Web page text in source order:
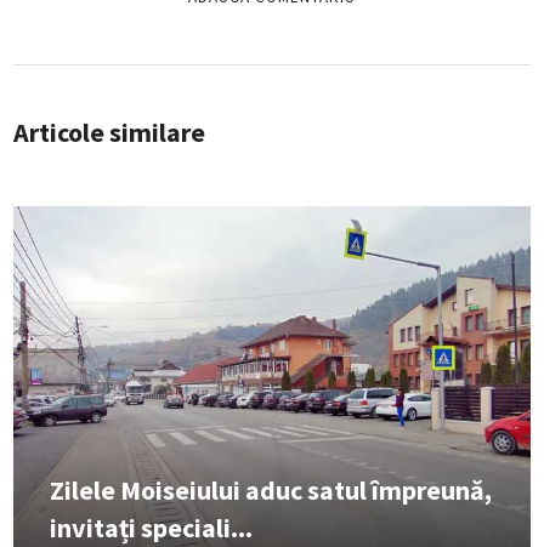
Articole similare
Zilele Moiseiului aduc satul împreună,
invitați speciali...